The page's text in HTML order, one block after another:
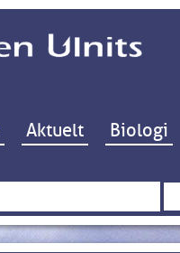
Hop til indhold
Aktuelt Biologi